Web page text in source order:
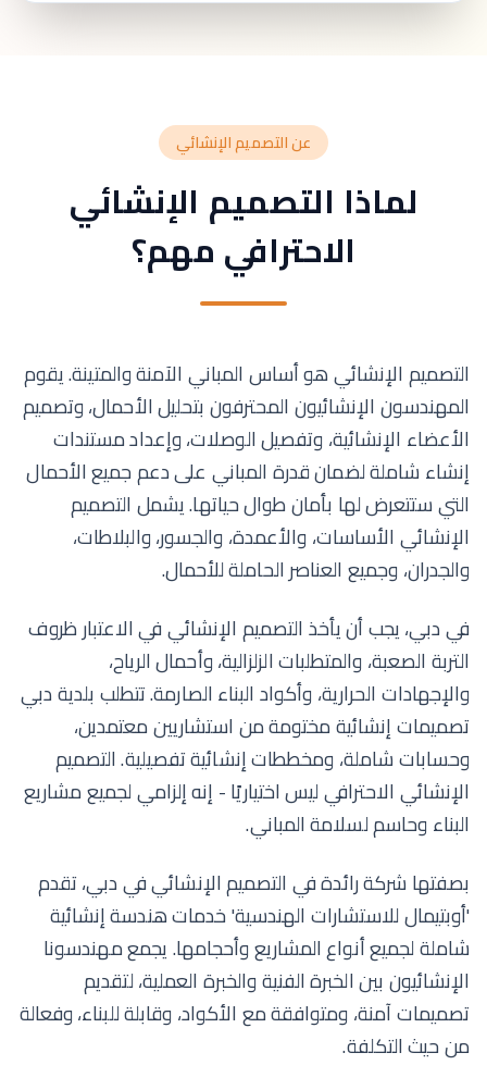
عن التصميم الإنشائي
لماذا التصميم الإنشائي
الاحترافي مهم؟
التصميم الإنشائي هو أساس المباني الآمنة والمتينة. يقوم
المهندسون الإنشائيون المحترفون بتحليل الأحمال، وتصميم
الأعضاء الإنشائية، وتفصيل الوصلات، وإعداد مستندات
إنشاء شاملة لضمان قدرة المباني على دعم جميع الأحمال
التي ستتعرض لها بأمان طوال حياتها. يشمل التصميم
الإنشائي الأساسات، والأعمدة، والجسور، والبلاطات،
والجدران، وجميع العناصر الحاملة للأحمال.
في دبي، يجب أن يأخذ التصميم الإنشائي في الاعتبار ظروف
التربة الصعبة، والمتطلبات الزلزالية، وأحمال الرياح،
والإجهادات الحرارية، وأكواد البناء الصارمة. تتطلب بلدية دبي
تصميمات إنشائية مختومة من استشاريين معتمدين،
وحسابات شاملة، ومخططات إنشائية تفصيلية. التصميم
الإنشائي الاحترافي ليس اختياريًا - إنه إلزامي لجميع مشاريع
البناء وحاسم لسلامة المباني.
بصفتها شركة رائدة في التصميم الإنشائي في دبي، تقدم
'أوبتيمال للاستشارات الهندسية' خدمات هندسة إنشائية
شاملة لجميع أنواع المشاريع وأحجامها. يجمع مهندسونا
الإنشائيون بين الخبرة الفنية والخبرة العملية، لتقديم
تصميمات آمنة، ومتوافقة مع الأكواد، وقابلة للبناء، وفعالة
من حيث التكلفة.